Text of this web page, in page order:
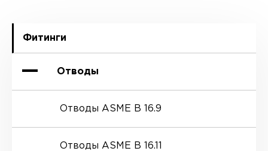
Фитинги
Отводы
Отводы ASME B 16.9
Отводы ASME B 16.11